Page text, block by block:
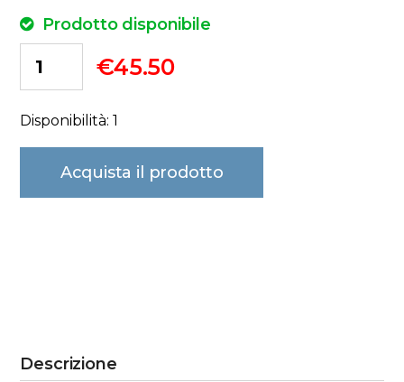
Prodotto disponibile
€45.50
Disponibilità: 1
Acquista il prodotto
Descrizione